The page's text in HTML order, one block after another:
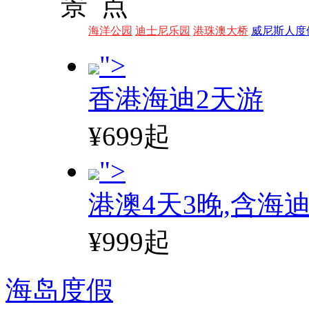
海洋公园 迪士尼乐园 港珠澳大桥 威尼斯人度
">
香港海迪2天游
¥699起
">
港澳4天3晚,含海
¥999起
海岛度假